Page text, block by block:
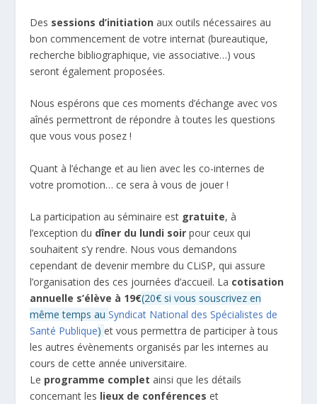
Des sessions d’initiation aux outils nécessaires au
bon commencement de votre internat (bureautique,
recherche bibliographique, vie associative…) vous
seront également proposées.
Nous espérons que ces moments d’échange avec vos
aînés permettront de répondre à toutes les questions
que vous vous posez !
Quant à l’échange et au lien avec les co-internes de
votre promotion… ce sera à vous de jouer !
La participation au séminaire est gratuite, à
l’exception du dîner du lundi soir pour ceux qui
souhaitent s’y rendre. Nous vous demandons
cependant de devenir membre du CLiSP, qui assure
l’organisation des ces journées d’accueil. La cotisation
annuelle s’élève à 19€(20€ si vous souscrivez en
même temps auSyndicat National des Spécialistes de
Santé Publique)et vous permettra de participer à tous
les autres évènements organisés par les internes au
cours de cette année universitaire.
Le programme complet ainsi que les détails
concernant les lieux de conférences et